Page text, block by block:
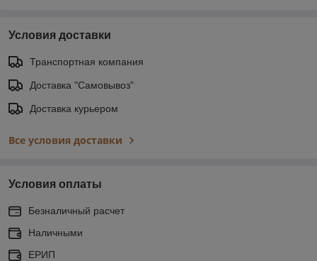
Условия доставки
Транспортная компания
Доставка "Самовывоз"
Доставка курьером
Все условия доставки
Условия оплаты
Безналичный расчет
Наличными
ЕРИП